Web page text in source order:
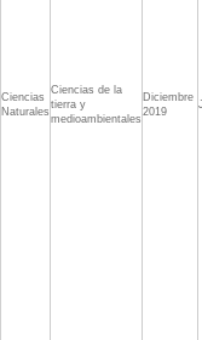
Ciencias
Naturales
Ciencias de la
tierra y
medioambientales
Diciembre
2019